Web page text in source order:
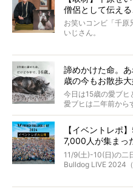
犬の旅立ちや供養に
インタビュアー兼対
識にも長けている
「愛犬が旅立った
くれる？」
さらには、霊感がな
法まで。
お笑い芸人だからこ
と軽くなる。
永久保存版のスペ
僧侶として伝え
お笑いコンビ「千原
いじさん。
た。
僧侶としての名は「
当時54歳という年齢
選んだのか。
また、愛犬の旅立ち
た。
諦めかけた命。
歳の今もお散歩
今日は15歳の愛ブヒ
愛ブヒは二年前から
激減。検査をしても
もう諦めるしかな
が「THE fu-do(ザ・
そして「THE fu-do(
ブヒは15歳になり、
今回は、二年前の
【イベントレポ
7,000人が集まっ
貌！
11/9(土)-10(日)の二
Bulldog LIVE 2024
今年はのべ5,000頭